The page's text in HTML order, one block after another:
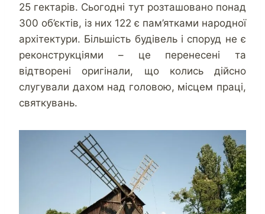
25 гектарів. Сьогодні тут розташовано понад
300 об’єктів, із них 122 є пам’ятками народної
архітектури. Більшість будівель і споруд не є
реконструкціями – це перенесені та
відтворені оригінали, що колись дійсно
слугували дахом над головою, місцем праці,
святкувань.